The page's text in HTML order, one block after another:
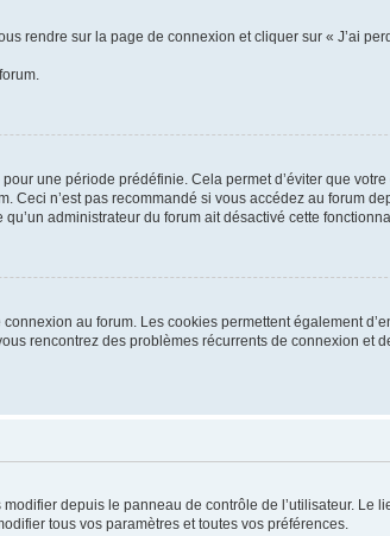
rendre sur la page de connexion et cliquer sur « J’ai
une période prédéfinie. Cela permet d’éviter que
Ceci n’est pas recommandé si vous accédez au forum
administrateur du forum ait désactivé cette
au forum. Les cookies permettent également
rencontrez des problèmes récurrents de connexion et
depuis le panneau de contrôle de l’utilisateur. Le
tous vos paramètres et toutes vos préférences.